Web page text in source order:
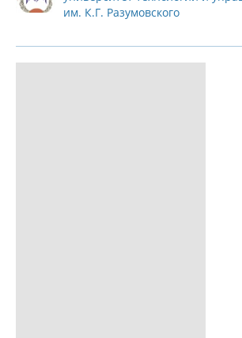
им. К.Г. Разумовского